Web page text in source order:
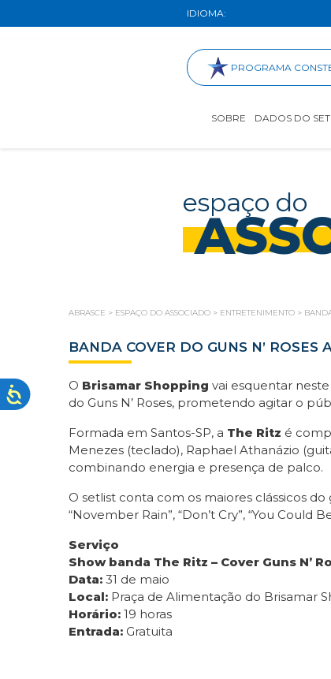
IDIOMA:
PROGRAMA
SOBRE DADOS DO
espaço do
ABRASCE > ESPAÇO DO ASSOCIADO > ENTRETENIMENTO >
BANDA COVER DO GUNS N’
O Brisamar Shopping vai esquentar neste
do Guns N’ Roses, prometendo agitar o
Formada em Santos-SP, a The Ritz é
Menezes (teclado), Raphael Athanázio
combinando energia e presença de palco.
O setlist conta com os maiores clássicos do
“November Rain”, “Don’t Cry”, “You Could
Serviço
Show banda The Ritz – Cover Guns N’
Data: 31 de maio
Local: Praça de Alimentação do Brisamar
Horário: 19 horas
Entrada: Gratuita